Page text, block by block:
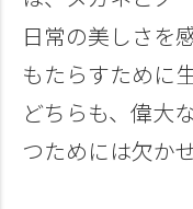
日常の美しさを
もたらすために
どちらも、偉大
つためには欠か